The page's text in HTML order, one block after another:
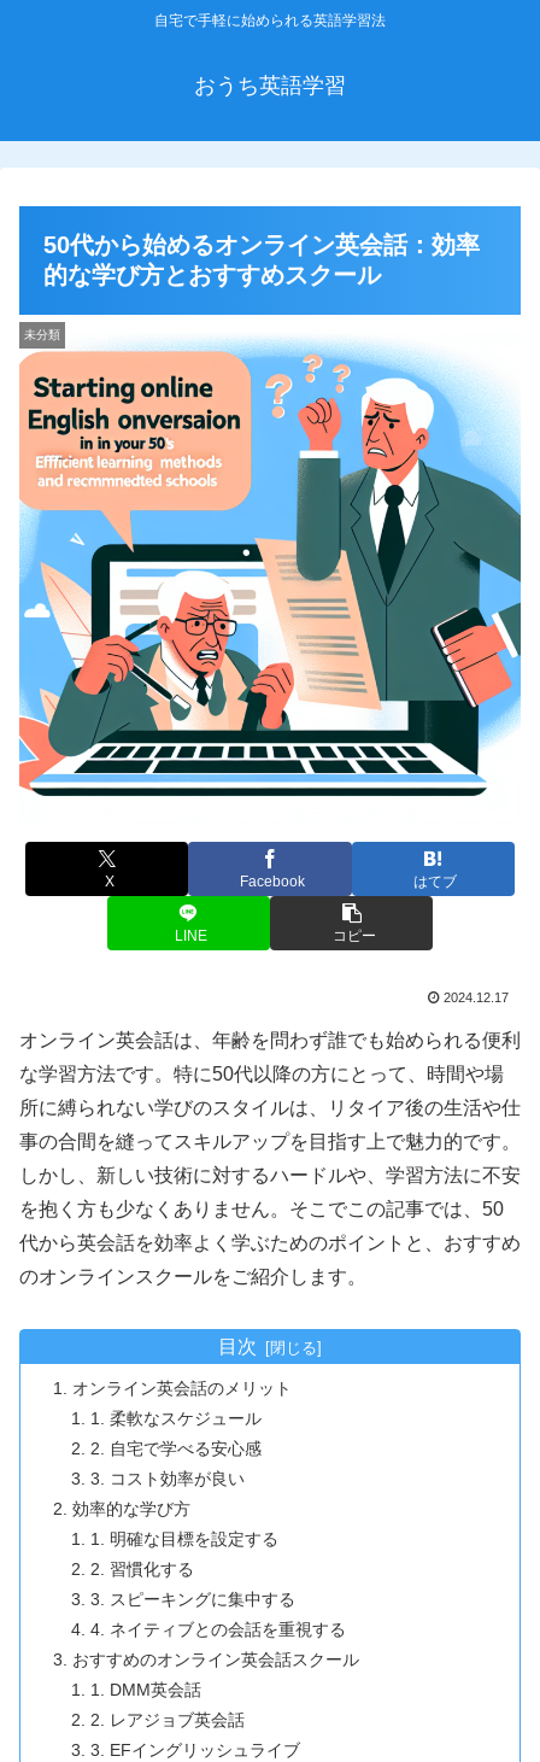
自宅で手軽に始められる英語学習法
おうち英語学習
50代から始めるオンライン英会話：効率
的な学び方とおすすめスクール
未分類
X Facebook はてブ
LINE コピー
2024.12.17
オンライン英会話は、年齢を問わず誰でも始められる便利
な学習方法です。特に50代以降の方にとって、時間や場
所に縛られない学びのスタイルは、リタイア後の生活や仕
事の合間を縫ってスキルアップを目指す上で魅力的です。
しかし、新しい技術に対するハードルや、学習方法に不安
を抱く方も少なくありません。そこでこの記事では、50
代から英会話を効率よく学ぶためのポイントと、おすすめ
のオンラインスクールをご紹介します。
目次
オンライン英会話のメリット
1. 柔軟なスケジュール
2. 自宅で学べる安心感
3. コスト効率が良い
効率的な学び方
1. 明確な目標を設定する
2. 習慣化する
3. スピーキングに集中する
4. ネイティブとの会話を重視する
おすすめのオンライン英会話スクール
1. DMM英会話
2. レアジョブ英会話
3. EFイングリッシュライブ